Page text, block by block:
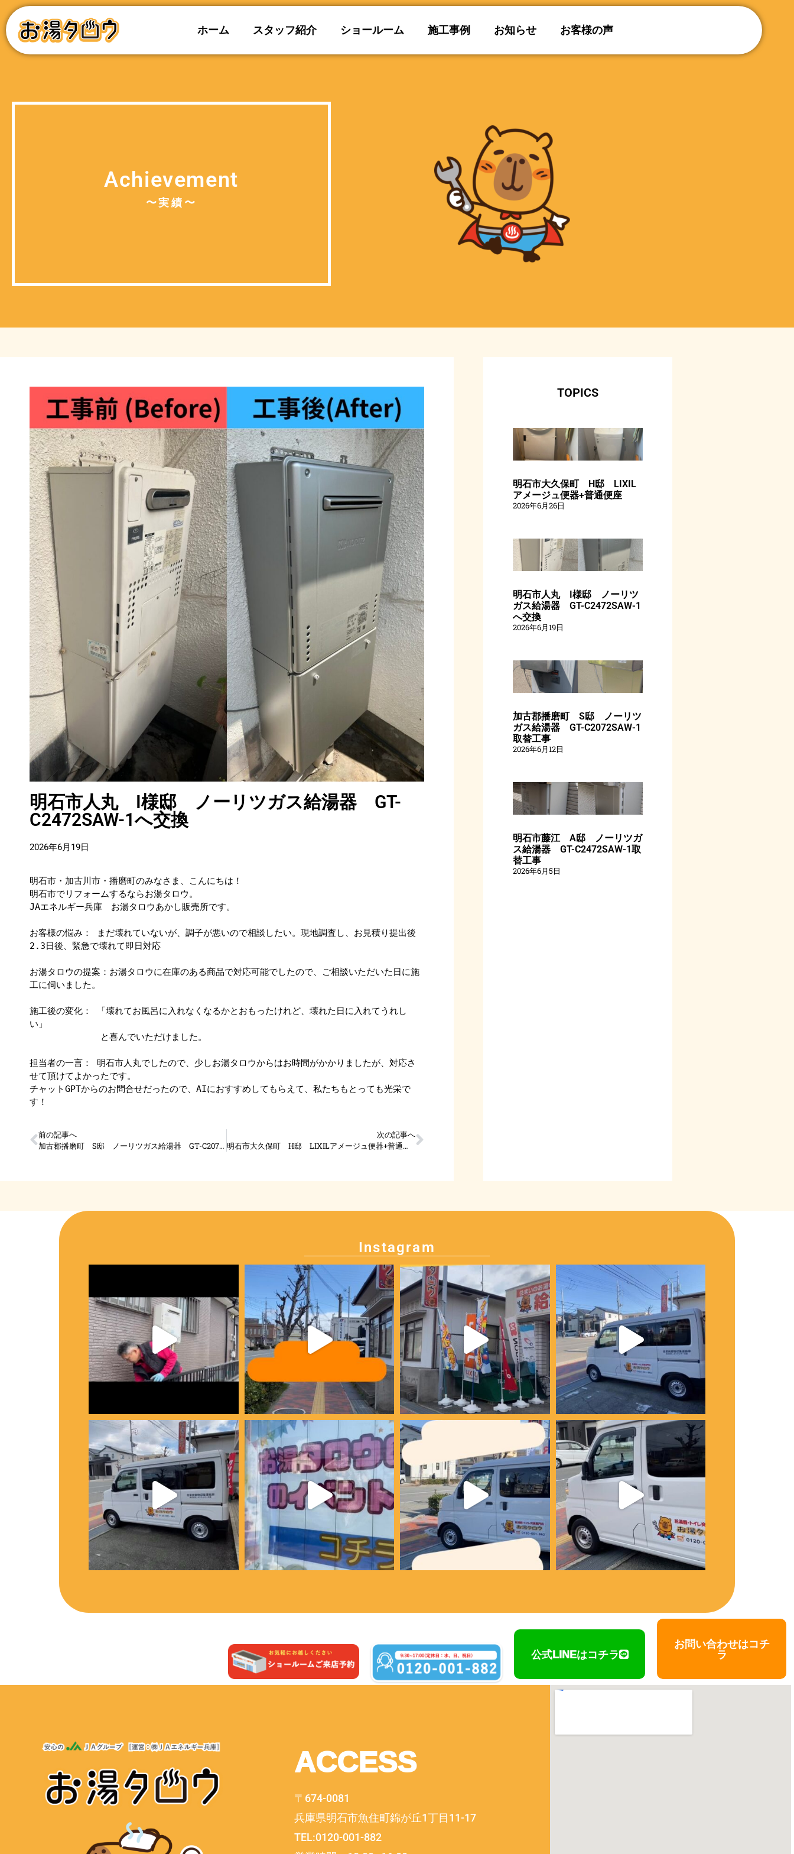
ホーム スタッフ紹介 ショールーム 施工事例 お知らせ お客様の声
Achievement
〜実績〜
明石市人丸 I様邸 ノーリツガス給湯器 GT-
C2472SAW-1へ交換
2026年6月19日
明石市・加古川市・播磨町のみなさま、こんにちは！
明石市でリフォームするならお湯タロウ。
JAエネルギー兵庫　お湯タロウあかし販売所です。
お客様の悩み： まだ壊れていないが、調子が悪いので相談したい。現地調査し、お見積り提出後
2.3日後、緊急で壊れて即日対応
お湯タロウの提案：お湯タロウに在庫のある商品で対応可能でしたので、ご相談いただいた日に施
工に伺いました。
施工後の変化： 「壊れてお風呂に入れなくなるかとおもったけれど、壊れた日に入れてうれし
い」
と喜んでいただけました。
担当者の一言： 明石市人丸でしたので、少しお湯タロウからはお時間がかかりましたが、対応さ
せて頂けてよかったです。
チャットGPTからのお問合せだったので、AIにおすすめしてもらえて、私たちもとっても光栄で
す！
前の記事へ
加古郡播磨町 S邸 ノーリツガス給湯器 GT-C2072SAW-1取替工事
次の記事へ
明石市大久保町 H邸 LIXILアメージュ便器+普通便座
TOPICS
明石市大久保町 H邸 LIXIL
アメージュ便器+普通便座
2026年6月26日
明石市人丸 I様邸 ノーリツ
ガス給湯器 GT-C2472SAW-1
へ交換
2026年6月19日
加古郡播磨町 S邸 ノーリツ
ガス給湯器 GT-C2072SAW-1
取替工事
2026年6月12日
明石市藤江 A邸 ノーリツガ
ス給湯器 GT-C2472SAW-1取
替工事
2026年6月5日
Instagram
公式LINEはコチラ
お問い合わせはコチ
ラ
ACCESS
〒674-0081
兵庫県明石市魚住町錦が丘1丁目11-17
TEL:0120-001-882